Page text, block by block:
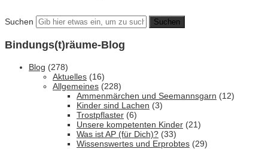
Suchen
Bindungs(t)räume-Blog
Blog (278)
Aktuelles (16)
Allgemeines (228)
Ammenmärchen und Seemannsgarn (12)
Kinder sind Lachen (3)
Trostpflaster (6)
Unsere kompetenten Kinder (21)
Was ist AP (für Dich)? (33)
Wissenswertes und Erprobtes (29)